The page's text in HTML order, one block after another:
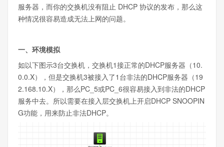
服务器，而你的交换机没有阻止 DHCP 协议的发布，那么这
种情况很容易造成无法上网的问题。
一、环境模拟
如以下图示3台交换机，交换机1接正常的DHCP服务器（10.
0.0.X），但是交换机3被接入了1台非法的DHCP服务器（19
2.168.10.X），那么PC_5或PC_6很容易接入到非法的DHCP
服务中去。所以需要在接入层交换机上开启DHCP SNOOPIN
G功能，用来防止非法DHCP。